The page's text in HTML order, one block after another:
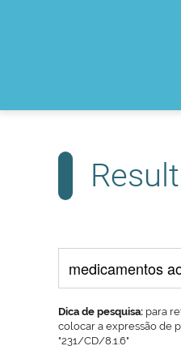
Dica de pesquisa: para
colocar a expressão de
"231/CD/8.1.6"